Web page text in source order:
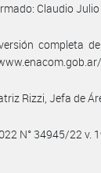
Claudio
completa
Rizzi, Jefa de
N° 34945/22 v.